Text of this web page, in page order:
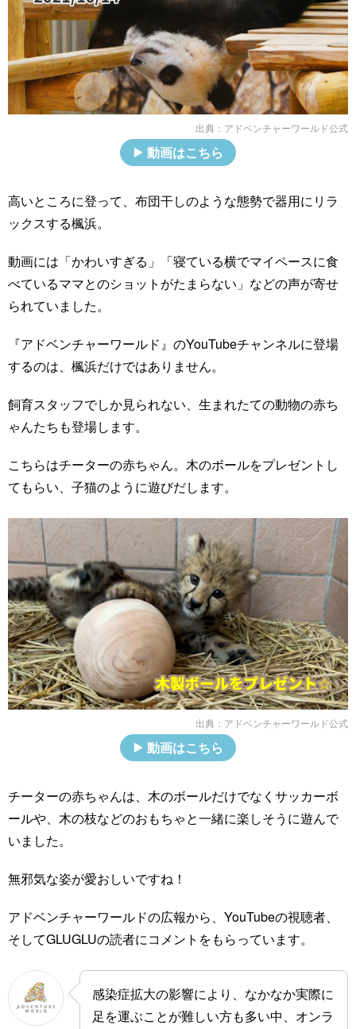
出典： アドベンチャーワールド公式
動画はこちら
高いところに登って、布団干しのような態勢で器用にリラ
ックスする楓浜。
動画には「かわいすぎる」「寝ている横でマイペースに食
べているママとのショットがたまらない」などの声が寄せ
られていました。
『アドベンチャーワールド』のYouTubeチャンネルに登場
するのは、楓浜だけではありません。
飼育スタッフでしか見られない、生まれたての動物の赤ち
ゃんたちも登場します。
こちらはチーターの赤ちゃん。木のボールをプレゼントし
てもらい、子猫のように遊びだします。
出典： アドベンチャーワールド公式
動画はこちら
チーターの赤ちゃんは、木のボールだけでなくサッカーボ
ールや、木の枝などのおもちゃと一緒に楽しそうに遊んで
いました。
無邪気な姿が愛おしいですね！
アドベンチャーワールドの広報から、YouTubeの視聴者、
そしてGLUGLUの読者にコメントをもらっています。
感染症拡大の影響により、なかなか実際に
足を運ぶことが難しい方も多い中、オンラ